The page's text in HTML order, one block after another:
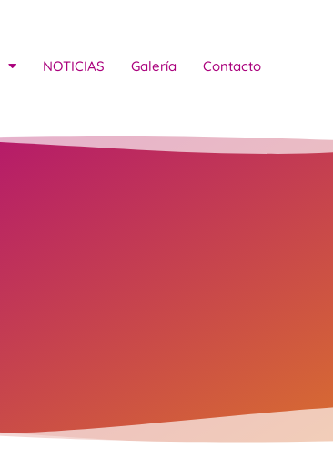
NOTICIAS Galería Contacto